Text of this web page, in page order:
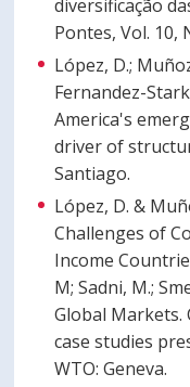
diversificação
Pontes, Vol. 10,
López, D.;
Fernandez-
America's
driver of
Santiago.
López, D. &
Challenges of
Income
M; Sadni, M.;
Global
case studies
WTO: Geneva.